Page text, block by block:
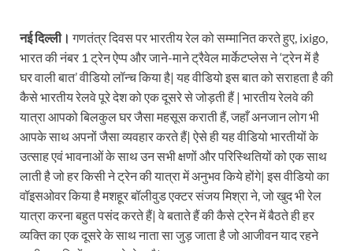
नई दिल्ली। गणतंत्र दिवस पर भारतीय रेल को सम्मानित करते हुए, ixigo,
भारत की नंबर 1 ट्रेन ऐप्प और जाने-माने ट्रैवेल मार्केटप्लेस ने ‘ट्रेन में है
घर वाली बात’ वीडियो लॉन्च किया है| यह वीडियो इस बात को सराहता है की
कैसे भारतीय रेलवे पूरे देश को एक दूसरे से जोड़ती हैं | भारतीय रेलवे की
यात्रा आपको बिलकुल घर जैसा महसूस कराती हैं, जहाँ अनजान लोग भी
आपके साथ अपनों जैसा व्यवहार करते हैं| ऐसे ही यह वीडियो भारतीयों के
उत्साह एवं भावनाओं के साथ उन सभी क्षणों और परिस्थितियों को एक साथ
लाती है जो हर किसी ने ट्रेन की यात्रा में अनुभव किये होंगे| इस वीडियो का
वॉइसओवर किया है मशहूर बॉलीवुड एक्टर संजय मिश्रा ने, जो खुद भी रेल
यात्रा करना बहुत पसंद करते हैं| वे बताते हैं की कैसे ट्रेन में बैठते ही हर
व्यक्ति का एक दूसरे के साथ नाता सा जुड़ जाता है जो आजीवन याद रहने